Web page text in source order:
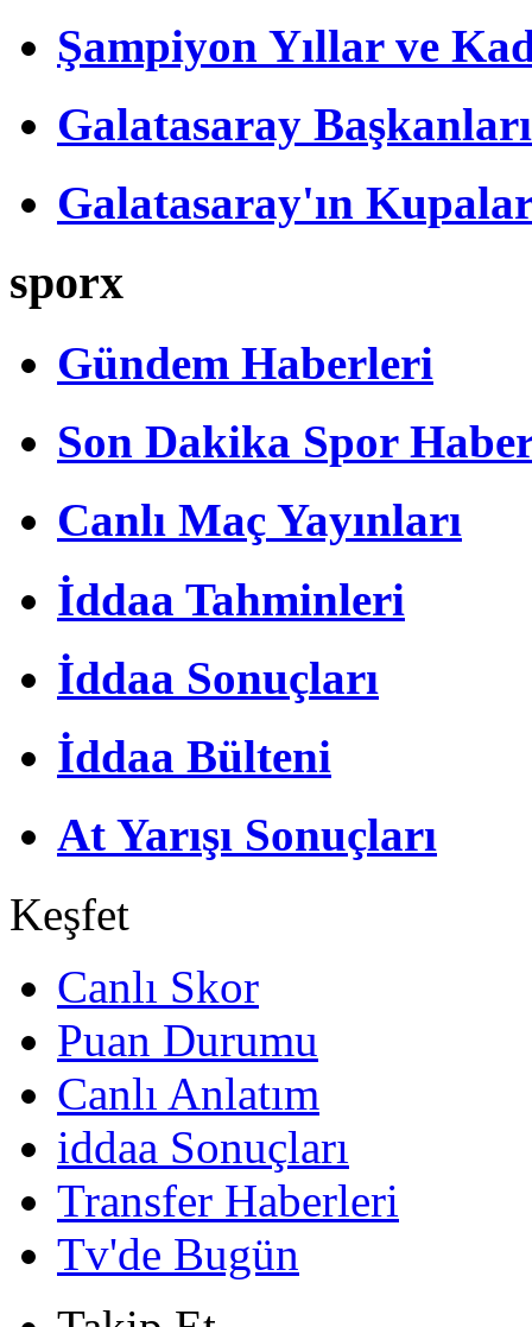
Şampiyon Yıllar ve
Galatasaray Başkanları
Galatasaray'ın
sporx
Gündem Haberleri
Son Dakika Spor
Canlı Maç Yayınları
İddaa Tahminleri
İddaa Sonuçları
İddaa Bülteni
At Yarışı Sonuçları
Keşfet
Canlı Skor
Puan Durumu
Canlı Anlatım
iddaa Sonuçları
Transfer Haberleri
Tv'de Bugün